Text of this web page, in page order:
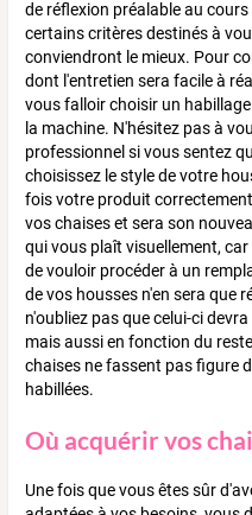
de réflexion préalable au
certains critères destinés à
conviendront le mieux. Pour
dont l'entretien sera facile à
vous falloir choisir un
la machine. N'hésitez pas à
professionnel si vous sentez
choisissez le style de votre
fois votre produit
vos chaises et sera son
qui vous plaît visuellement,
de vouloir procéder à un
de vos housses n'en sera que
n'oubliez pas que celui-ci
mais aussi en fonction du
chaises ne fassent pas figure
habillées.
Où acquérir vos
Une fois que vous êtes sûr